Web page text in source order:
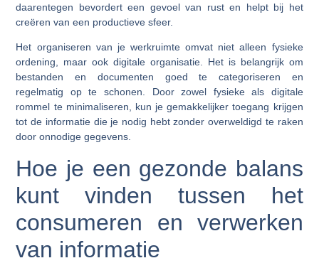
daarentegen bevordert een gevoel van rust en helpt bij het
creëren van een productieve sfeer.
Het organiseren van je werkruimte omvat niet alleen fysieke
ordening, maar ook digitale organisatie. Het is belangrijk om
bestanden en documenten goed te categoriseren en
regelmatig op te schonen. Door zowel fysieke als digitale
rommel te minimaliseren, kun je gemakkelijker toegang krijgen
tot de informatie die je nodig hebt zonder overweldigd te raken
door onnodige gegevens.
Hoe je een gezonde balans
kunt vinden tussen het
consumeren en verwerken
van informatie